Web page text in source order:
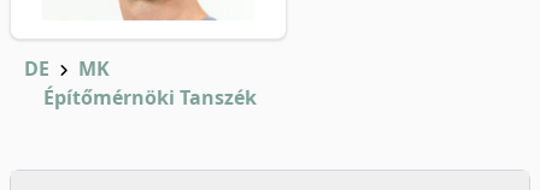
DE
MK
Építőmérnöki Tanszék